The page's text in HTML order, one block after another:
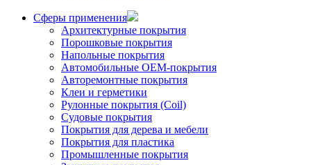
Сферы применения
Архитектурные покрытия
Порошковые покрытия
Напольные покрытия
Автомобильные ОЕМ-покрытия
Авторемонтные покрытия
Клеи и герметики
Рулонные покрытия (Coil)
Судовые покрытия
Покрытия для дерева и мебели
Покрытия для пластика
Промышленные покрытия